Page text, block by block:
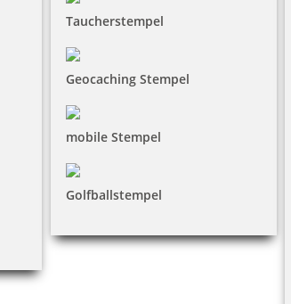
Taucherstempel
Geocaching Stempel
mobile Stempel
Golfballstempel